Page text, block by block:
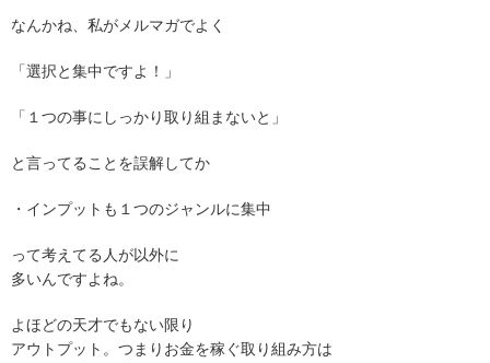
なんかね、私がメルマガでよく
「選択と集中ですよ！」
「１つの事にしっかり取り組まないと」
と言ってることを誤解してか
・インプットも１つのジャンルに集中
って考えてる人が以外に
多いんですよね。
よほどの天才でもない限り
アウトプット。つまりお金を稼ぐ取り組み方は